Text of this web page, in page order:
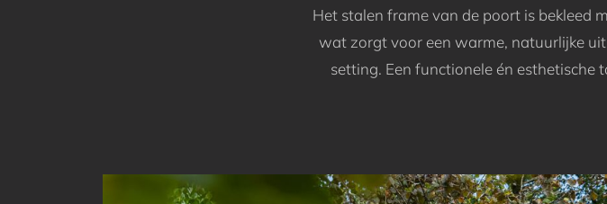
Het stalen frame van de poort is bekleed
wat zorgt voor een warme, natuurlijke
setting. Een functionele én esthetische